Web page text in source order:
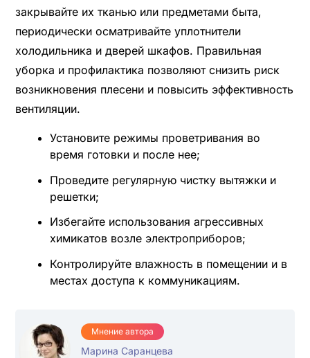
закрывайте их тканью или предметами быта,
периодически осматривайте уплотнители
холодильника и дверей шкафов. Правильная
уборка и профилактика позволяют снизить риск
возникновения плесени и повысить эффективность
вентиляции.
Установите режимы проветривания во
время готовки и после нее;
Проведите регулярную чистку вытяжки и
решетки;
Избегайте использования агрессивных
химикатов возле электроприборов;
Контролируйте влажность в помещении и в
местах доступа к коммуникациям.
Мнение автора
Марина Саранцева